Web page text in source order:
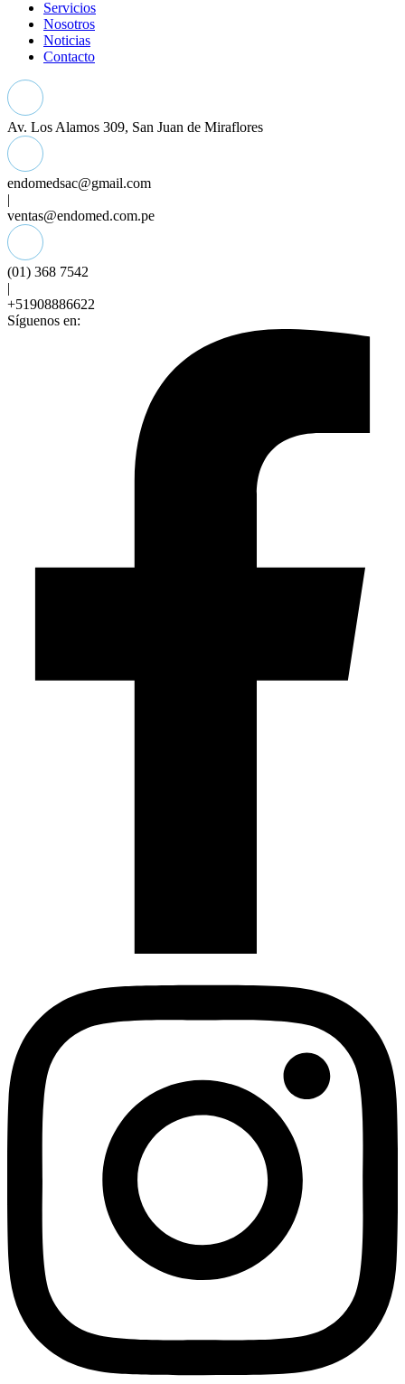
Servicios
Nosotros
Noticias
Contacto
Av. Los Alamos 309, San Juan de Miraflores
endomedsac@gmail.com
|
ventas@endomed.com.pe
(01) 368 7542
|
+51908886622
Síguenos en: